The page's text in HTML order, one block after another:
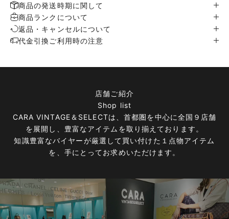
商品の発送時期に関して
商品ランクについて
返品・キャンセルについて
代金引換ご利用時の注意
店舗ご紹介
Shop list
CARA VINTAGE＆SELECTは、首都圏を中心に全国９店舗
を展開し、豊富なアイテムを取り揃えております。
知識豊富なバイヤーが厳選して買い付けた１点物アイテム
を、手にとってお求めいただけます。